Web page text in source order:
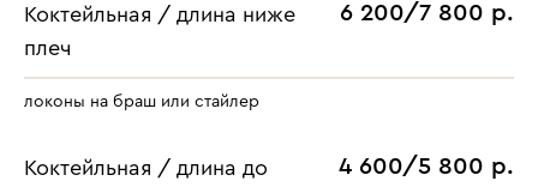
Коктейльная / длина ниже
плеч
6 200/7 800 р.
локоны на браш или стайлер
Коктейльная / длина до
4 600/5 800 р.